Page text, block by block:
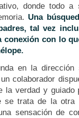
donde todo
Una
tal vez
conexión con lo
en la
colaborador
la verdad y
se trata de la otra
sensación de